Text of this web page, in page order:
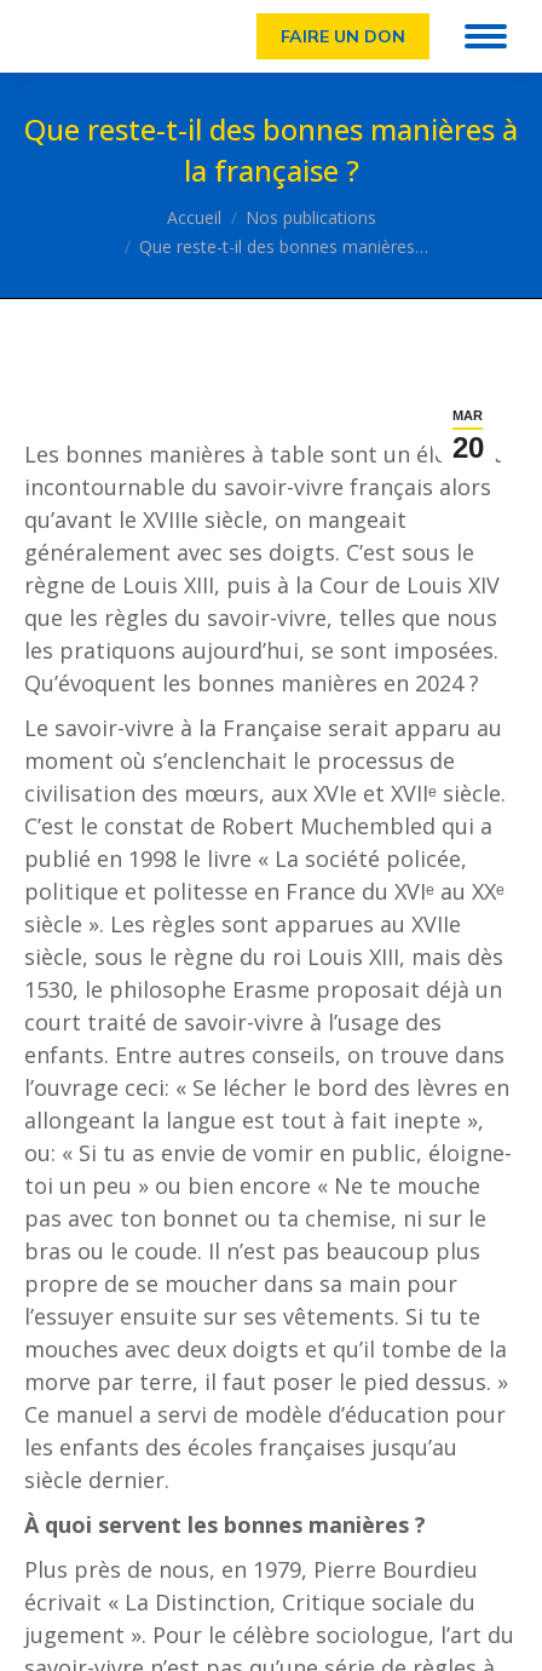
FAIRE UN DON
Que reste-t-il des bonnes manières à
la française ?
Accueil
Nos publications
Que reste-t-il des bonnes manières…
MAR
20
Les bonnes manières à table sont un élément
incontournable du savoir-vivre français alors
qu’avant le XVIIIe siècle, on mangeait
généralement avec ses doigts. C’est sous le
règne de Louis XIII, puis à la Cour de Louis XIV
que les règles du savoir-vivre, telles que nous
les pratiquons aujourd’hui, se sont imposées.
Qu’évoquent les bonnes manières en 2024 ?
Le savoir-vivre à la Française serait apparu au
moment où s’enclenchait le processus de
civilisation des mœurs, aux XVIe et XVIIᵉ siècle.
C’est le constat de Robert Muchembled qui a
publié en 1998 le livre « La société policée,
politique et politesse en France du XVIᵉ au XXᵉ
siècle ». Les règles sont apparues au XVIIe
siècle, sous le règne du roi Louis XIII, mais dès
1530, le philosophe Erasme proposait déjà un
court traité de savoir-vivre à l’usage des
enfants. Entre autres conseils, on trouve dans
l’ouvrage ceci: « Se lécher le bord des lèvres en
allongeant la langue est tout à fait inepte »,
ou: « Si tu as envie de vomir en public, éloigne-
toi un peu » ou bien encore « Ne te mouche
pas avec ton bonnet ou ta chemise, ni sur le
bras ou le coude. Il n’est pas beaucoup plus
propre de se moucher dans sa main pour
l’essuyer ensuite sur ses vêtements. Si tu te
mouches avec deux doigts et qu’il tombe de la
morve par terre, il faut poser le pied dessus. »
Ce manuel a servi de modèle d’éducation pour
les enfants des écoles françaises jusqu’au
siècle dernier.
À quoi servent les bonnes manières ?
Plus près de nous, en 1979, Pierre Bourdieu
écrivait « La Distinction, Critique sociale du
jugement ». Pour le célèbre sociologue, l’art du